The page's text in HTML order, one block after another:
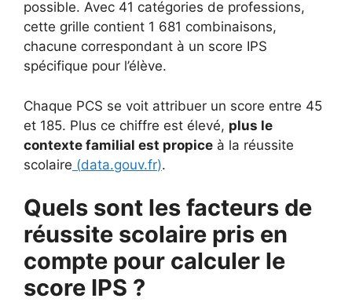
possible. Avec 41 catégories de professions,
cette grille contient 1 681 combinaisons,
chacune correspondant à un score IPS
spécifique pour l’élève.
Chaque PCS se voit attribuer un score entre 45
et 185. Plus ce chiffre est élevé, plus le
contexte familial est propice à la réussite
scolaire (data.gouv.fr).
Quels sont les facteurs de
réussite scolaire pris en
compte pour calculer le
score IPS ?